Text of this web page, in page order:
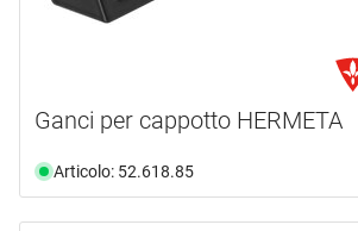
Ganci per cappotto HERMETA
Articolo: 52.618.85